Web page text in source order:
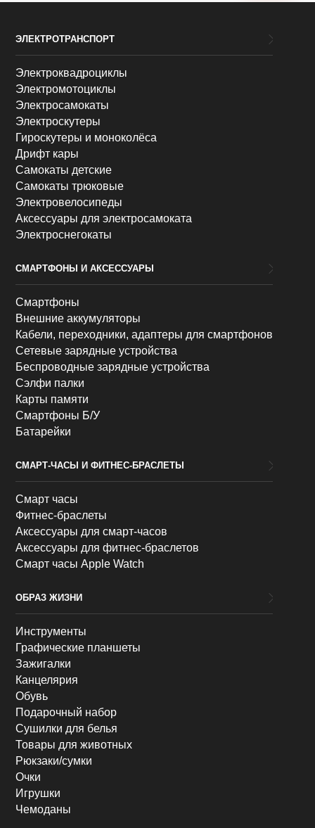
ЭЛЕКТРОТРАНСПОРТ
Электроквадроциклы
Электромотоциклы
Электросамокаты
Электроскутеры
Гироскутеры и моноколёса
Дрифт кары
Самокаты детские
Самокаты трюковые
Электровелосипеды
Аксессуары для электросамоката
Электроснегокаты
СМАРТФОНЫ И АКСЕССУАРЫ
Смартфоны
Внешние аккумуляторы
Кабели, переходники, адаптеры для смартфонов
Сетевые зарядные устройства
Беспроводные зарядные устройства
Сэлфи палки
Карты памяти
Смартфоны Б/У
Батарейки
СМАРТ-ЧАСЫ И ФИТНЕС-БРАСЛЕТЫ
Смарт часы
Фитнес-браслеты
Аксессуары для смарт-часов
Аксессуары для фитнес-браслетов
Смарт часы Apple Watch
ОБРАЗ ЖИЗНИ
Инструменты
Графические планшеты
Зажигалки
Канцелярия
Обувь
Подарочный набор
Сушилки для белья
Товары для животных
Рюкзаки/сумки
Очки
Игрушки
Чемоданы